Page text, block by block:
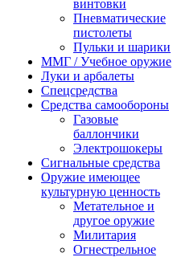
винтовки
Пневматические
пистолеты
Пульки и шарики
ММГ / Учебное оружие
Луки и арбалеты
Спецсредства
Средства самообороны
Газовые
баллончики
Электрошокеры
Сигнальные средства
Оружие имеющее
культурную ценность
Метательное и
другое оружие
Милитария
Огнестрельное